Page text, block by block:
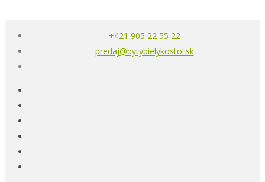
+421 905 22 55 22
predaj@bytybielykostol.sk